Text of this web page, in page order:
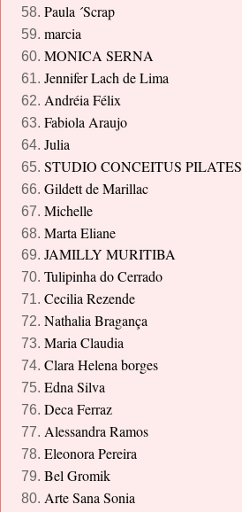
Paula ´Scrap
marcia
MONICA SERNA
Jennifer Lach de Lima
Andréia Félix
Fabiola Araujo
Julia
STUDIO CONCEITUS PILATES
Gildett de Marillac
Michelle
Marta Eliane
JAMILLY MURITIBA
Tulipinha do Cerrado
Cecilia Rezende
Nathalia Bragança
Maria Claudia
Clara Helena borges
Edna Silva
Deca Ferraz
Alessandra Ramos
Eleonora Pereira
Bel Gromik
Arte Sana Sonia